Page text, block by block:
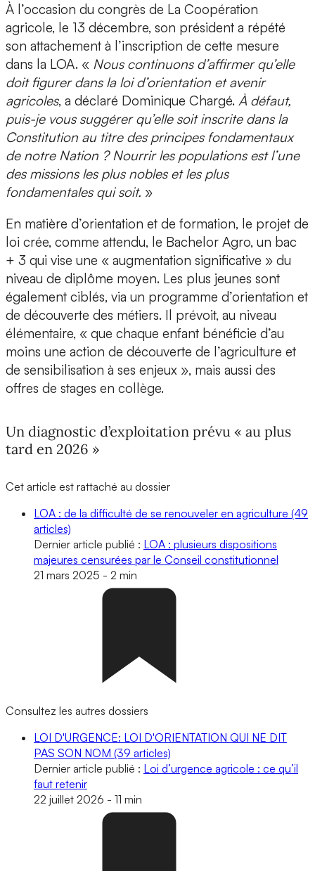
À l’occasion du congrès de La Coopération
agricole, le 13 décembre, son président a répété
son attachement à l’inscription de cette mesure
dans la LOA. « Nous continuons d’affirmer qu’elle
doit figurer dans la loi d’orientation et avenir
agricoles, a déclaré Dominique Chargé. À défaut,
puis-je vous suggérer qu’elle soit inscrite dans la
Constitution au titre des principes fondamentaux
de notre Nation ? Nourrir les populations est l’une
des missions les plus nobles et les plus
fondamentales qui soit. »
En matière d’orientation et de formation, le projet de
loi crée, comme attendu, le Bachelor Agro, un bac
+ 3 qui vise une « augmentation significative » du
niveau de diplôme moyen. Les plus jeunes sont
également ciblés, via un programme d’orientation et
de découverte des métiers. Il prévoit, au niveau
élémentaire, « que chaque enfant bénéficie d’au
moins une action de découverte de l’agriculture et
de sensibilisation à ses enjeux », mais aussi des
offres de stages en collège.
Un diagnostic d’exploitation prévu « au plus
tard en 2026 »
Cet article est rattaché au dossier
LOA : de la difficulté de se renouveler en agriculture (49
articles)
Dernier article publié : LOA : plusieurs dispositions
majeures censurées par le Conseil constitutionnel
21 mars 2025 - 2 min
Consultez les autres dossiers
LOI D'URGENCE: LOI D'ORIENTATION QUI NE DIT
PAS SON NOM (39 articles)
Dernier article publié : Loi d’urgence agricole : ce qu’il
faut retenir
22 juillet 2026 - 11 min